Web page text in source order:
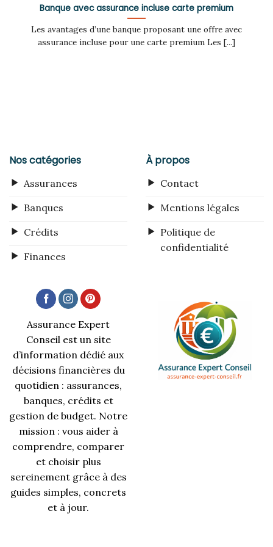
Banque avec assurance incluse carte premium
Les avantages d’une banque proposant une offre avec
assurance incluse pour une carte premium Les [...]
Nos catégories
Assurances
Banques
Crédits
Finances
À propos
Contact
Mentions légales
Politique de
confidentialité
Assurance Expert
Conseil est un site
d’information dédié aux
décisions financières du
quotidien : assurances,
banques, crédits et
gestion de budget. Notre
mission : vous aider à
comprendre, comparer
et choisir plus
sereinement grâce à des
guides simples, concrets
et à jour.